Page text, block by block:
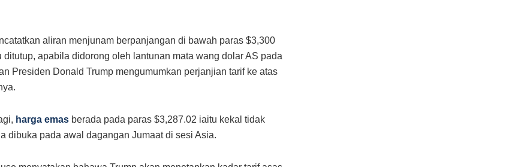
aliran menjunam berpanjangan di bawah paras $3,300
ditutup, apabila didorong oleh lantunan mata wang dolar AS pada
Presiden Donald Trump mengumumkan perjanjian tarif ke atas
harga emas berada pada paras $3,287.02 iaitu kekal tidak
dibuka pada awal dagangan Jumaat di sesi Asia.